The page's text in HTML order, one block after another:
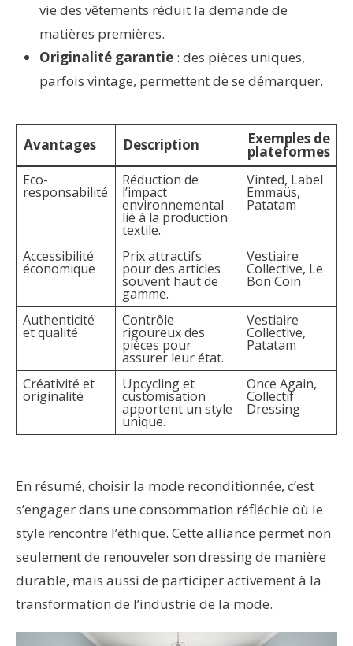
vie des vêtements réduit la demande de
matières premières.
Originalité garantie : des pièces uniques,
parfois vintage, permettent de se démarquer.
Avantages Description Exemples de
plateformes
Eco-
responsabilité
Réduction de
l’impact
environnemental
lié à la production
textile.
Vinted, Label
Emmaüs,
Patatam
Accessibilité
économique
Prix attractifs
pour des articles
souvent haut de
gamme.
Vestiaire
Collective, Le
Bon Coin
Authenticité
et qualité
Contrôle
rigoureux des
pièces pour
assurer leur état.
Vestiaire
Collective,
Patatam
Créativité et
originalité
Upcycling et
customisation
apportent un style
unique.
Once Again,
Collectif
Dressing
En résumé, choisir la mode reconditionnée, c’est
s’engager dans une consommation réfléchie où le
style rencontre l’éthique. Cette alliance permet non
seulement de renouveler son dressing de manière
durable, mais aussi de participer activement à la
transformation de l’industrie de la mode.